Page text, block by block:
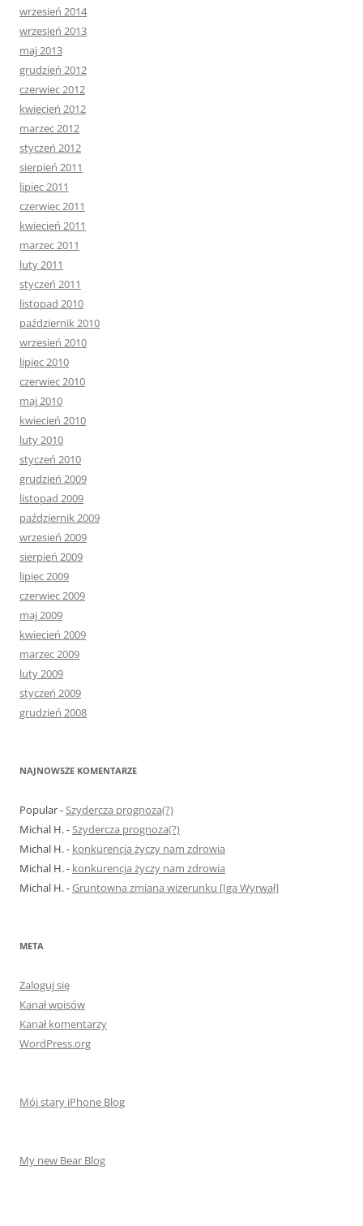
wrzesień 2014
wrzesień 2013
maj 2013
grudzień 2012
czerwiec 2012
kwiecień 2012
marzec 2012
styczeń 2012
sierpień 2011
lipiec 2011
czerwiec 2011
kwiecień 2011
marzec 2011
luty 2011
styczeń 2011
listopad 2010
październik 2010
wrzesień 2010
lipiec 2010
czerwiec 2010
maj 2010
kwiecień 2010
luty 2010
styczeń 2010
grudzień 2009
listopad 2009
październik 2009
wrzesień 2009
sierpień 2009
lipiec 2009
czerwiec 2009
maj 2009
kwiecień 2009
marzec 2009
luty 2009
styczeń 2009
grudzień 2008
NAJNOWSZE KOMENTARZE
Popular-Szydercza prognoza(?)
Michal H.-Szydercza prognoza(?)
Michal H.- konkurencja życzy nam zdrowia
Michal H.- konkurencja życzy nam zdrowia
Michal H.-Gruntowna zmiana wizerunku [Iga Wyrwał]
META
Zaloguj się
Kanał wpisów
Kanał komentarzy
WordPress.org
Mój stary iPhone Blog
My new Bear Blog